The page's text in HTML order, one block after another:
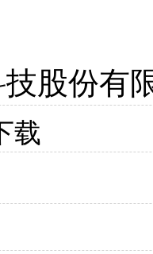
技股份有
载